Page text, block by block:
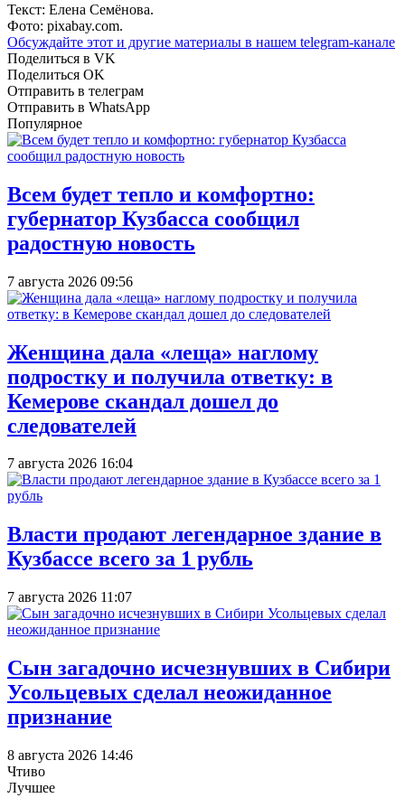
Текст: Елена Семёнова.
Фото: pixabay.com.
Обсуждайте этот и другие материалы в нашем telegram-канале
Поделиться в VK
Поделиться OK
Отправить в телеграм
Отправить в WhatsApp
Популярное
Всем будет тепло и комфортно:
губернатор Кузбасса сообщил
радостную новость
7 августа 2026 09:56
Женщина дала «леща» наглому
подростку и получила ответку: в
Кемерове скандал дошел до
следователей
7 августа 2026 16:04
Власти продают легендарное здание в
Кузбассе всего за 1 рубль
7 августа 2026 11:07
Сын загадочно исчезнувших в Сибири
Усольцевых сделал неожиданное
признание
8 августа 2026 14:46
Чтиво
Лучшее